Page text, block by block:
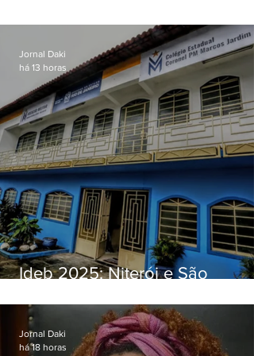
Ideb 2025: Niterói e São
distintos no ensino médio; veja
Jornal Daki
há 13 horas
Jornal Daki
há 18 horas